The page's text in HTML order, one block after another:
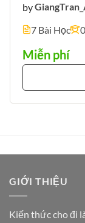
by
7 Bài Học
Miễn phí
GIỚI THIỆU
Kiến thức cho đi